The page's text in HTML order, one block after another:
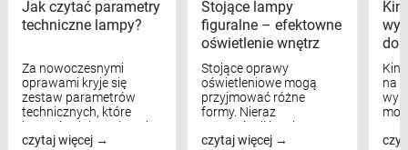
Jak czytać parametry
techniczne lampy?
Za nowoczesnymi
oprawami kryje się
zestaw parametrów
technicznych, które
bezpośrednio wpływają
na komfort widzenia,
czytaj więcej
Stojące lampy
figuralne – efektowne
oświetlenie wnętrz
Stojące oprawy
oświetleniowe mogą
przyjmować różne
formy. Nieraz
wspominaliśmy już
modele na łukowych
czytaj więcej
na